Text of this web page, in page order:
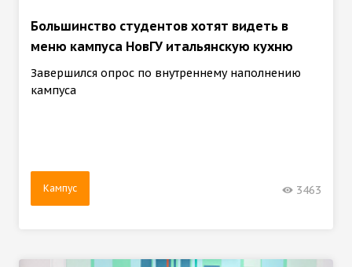
Большинство студентов хотят видеть в
меню кампуса НовГУ итальянскую кухню
Завершился опрос по внутреннему наполнению
кампуса
Кампус 3463